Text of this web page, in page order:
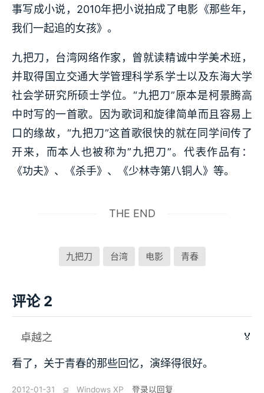
事写成小说，2010年把小说拍成了电影《那些年，
我们一起追的女孩》。
九把刀，台湾网络作家，曾就读精诚中学美术班，
并取得国立交通大学管理科学系学士以及东海大学
社会学研究所硕士学位。“九把刀”原本是柯景腾高
中时写的一首歌。因为歌词和旋律简单而且容易上
口的缘故，“九把刀”这首歌很快的就在同学间传了
开来，而本人也被称为”九把刀”。代表作品有：
《功夫》、《杀手》、《少林寺第八铜人》等。
THE END
九把刀 台湾 电影 青春
评论 2
卓越之 🏅
看了，关于青春的那些回忆，演绎得很好。
2012-01-31 ⫑ Windows XP 登录以回复